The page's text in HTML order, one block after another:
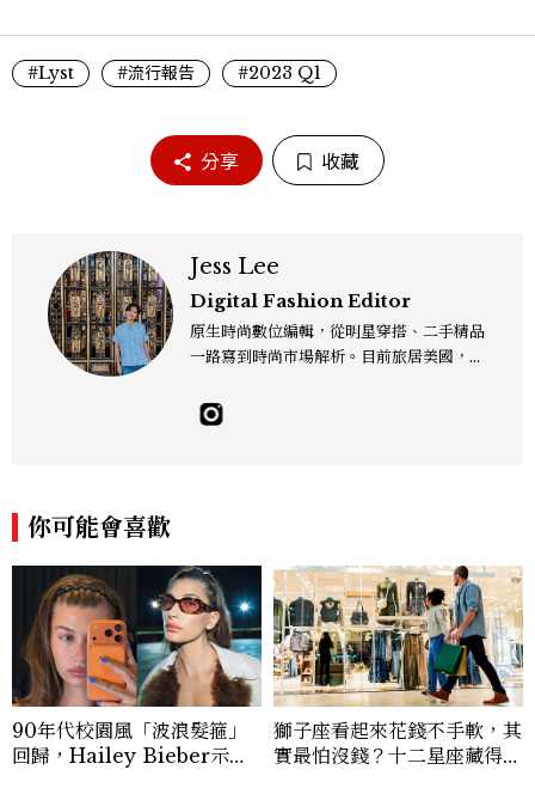
#Lyst #流行報告 #2023 Q1
分享 收藏
Jess Lee
Digital Fashion Editor
原生時尚數位編輯，從明星穿搭、二手精品
一路寫到時尚市場解析。目前旅居美國，同
sslee9471@gmail.com
你可能會喜歡
90年代校園風「波浪髮箍」
回歸，Hailey Bieber示範
獅子座看起來花錢不手軟，其
實最怕沒錢？十二星座藏得最